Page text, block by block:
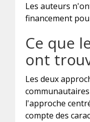
Les auteurs
financement
Ce que
ont
Les deux
l'approche
compte des